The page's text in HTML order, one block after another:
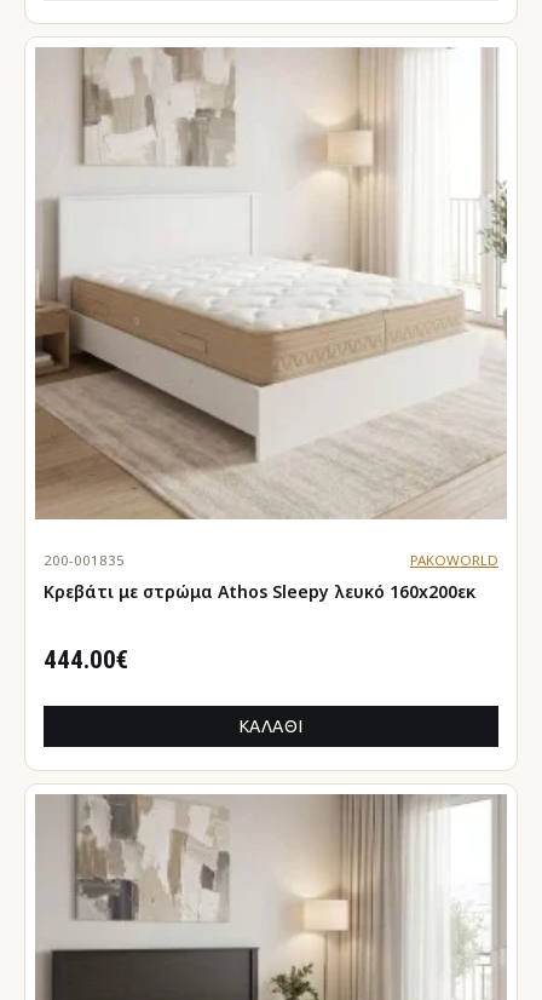
200-001835 PAKOWORLD
Κρεβάτι με στρώμα Athos Sleepy λευκό 160x200εκ
444.00€
ΚΑΛΆΘΙ